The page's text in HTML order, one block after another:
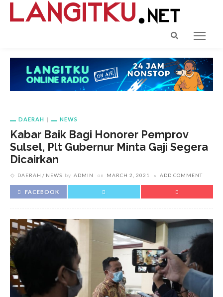
DAERAH NEWS
Kabar Baik Bagi Honorer Pemprov
Sulsel, Plt Gubernur Minta Gaji Segera
Dicairkan
DAERAH NEWS by ADMIN on MARCH 2, 2021 ADD COMMENT
FACEBOOK